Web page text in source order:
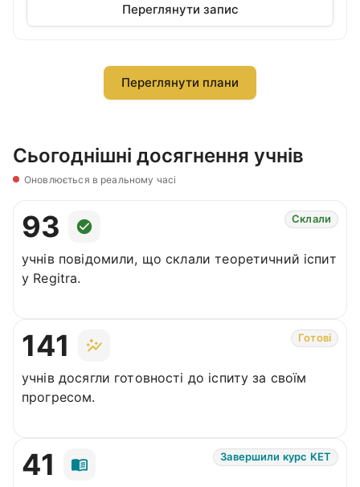
Переглянути запис
Переглянути плани
Сьогоднішні досягнення учнів
Оновлюється в реальному часі
93 Склали
учнів повідомили, що склали теоретичний іспит
у Regitra.
141 Готові
учнів досягли готовності до іспиту за своїм
прогресом.
41 Завершили курс KET